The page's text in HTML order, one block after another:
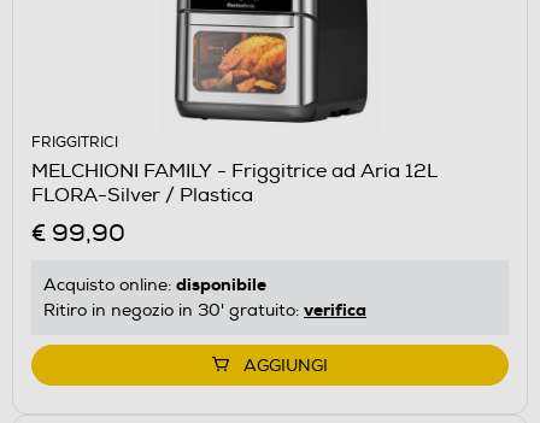
FRIGGITRICI
MELCHIONI FAMILY - Friggitrice ad Aria 12L
FLORA-Silver / Plastica
€ 99,90
Acquisto online: disponibile
Ritiro in negozio in 30' gratuito: verifica
AGGIUNGI